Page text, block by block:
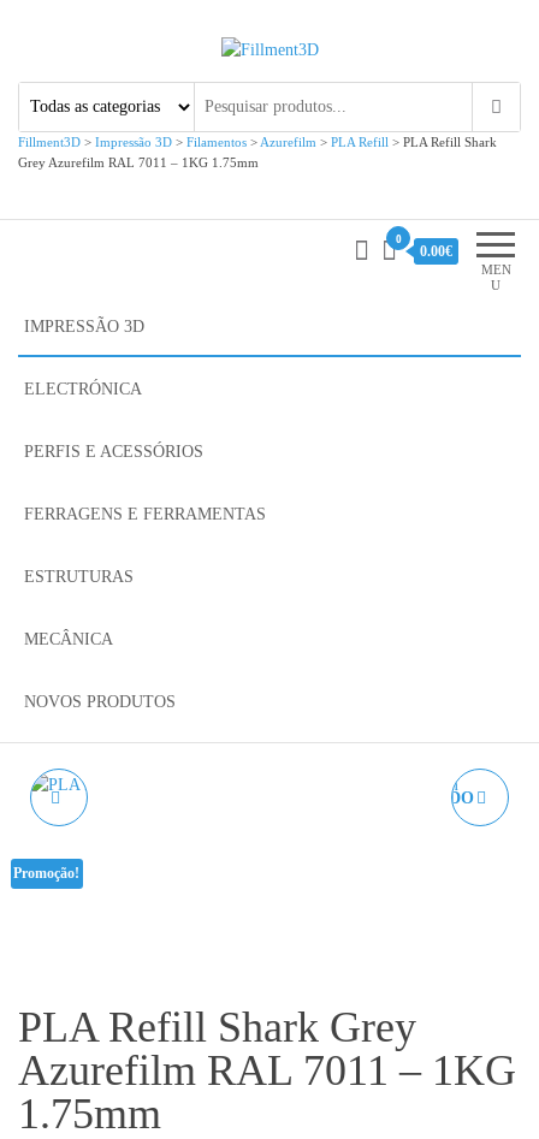
Fillment3D
Fillment3D > Impressão 3D > Filamentos > Azurefilm > PLA Refill > PLA Refill Shark
Grey Azurefilm RAL 7011 – 1KG 1.75mm
MEN
U
0
0.00€
IMPRESSÃO 3D
ELECTRÓNICA
PERFIS E ACESSÓRIOS
FERRAGENS E FERRAMENTAS
ESTRUTURAS
MECÂNICA
NOVOS PRODUTOS
PLA REFILL PRATEADO
Promoção!
PLA Refill Shark Grey
Azurefilm RAL 7011 – 1KG
1.75mm